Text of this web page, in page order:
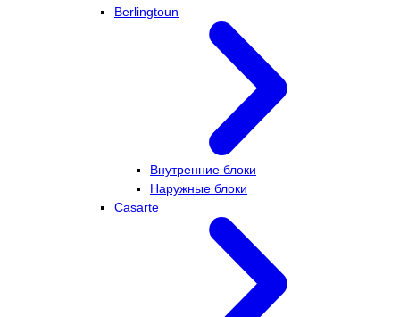
Berlingtoun
Внутренние блоки
Наружные блоки
Casarte